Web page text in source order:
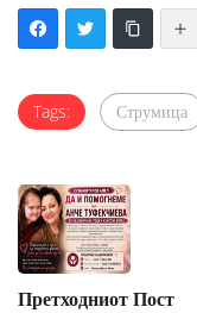
Tags: Струмица
Претходниот Пост